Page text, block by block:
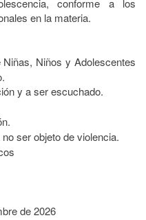
conforme a los
en la materia.
Niños y Adolescentes
y a ser escuchado.
ser objeto de violencia.
de 2026